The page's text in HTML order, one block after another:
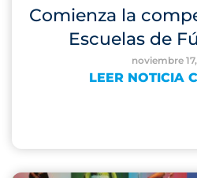
Comienza la
Escuelas de
noviembre
LEER NOTICIA